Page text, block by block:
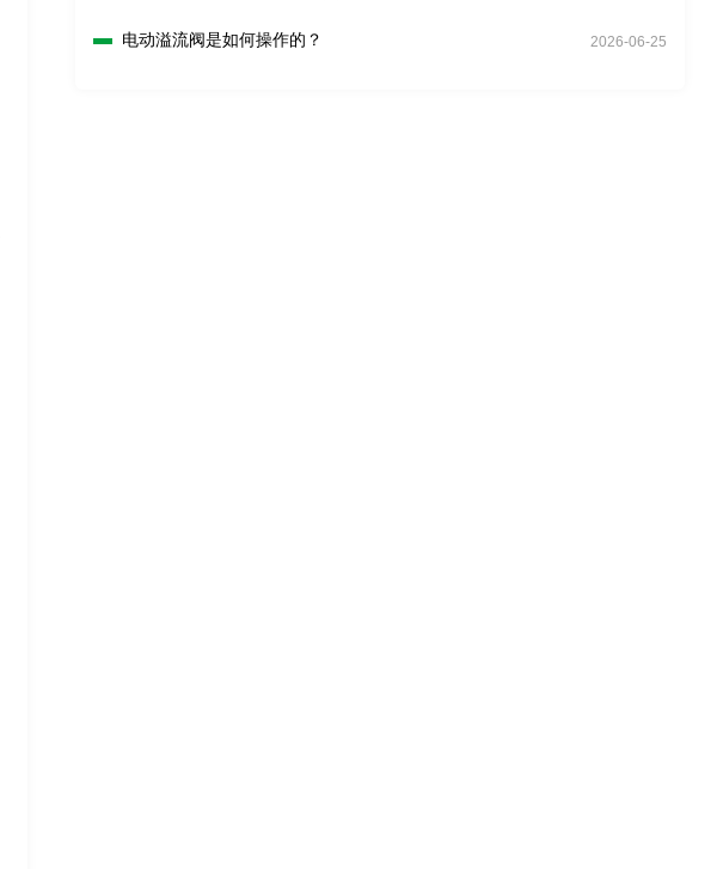
电动溢流阀是如何操作的？ 2026-06-25